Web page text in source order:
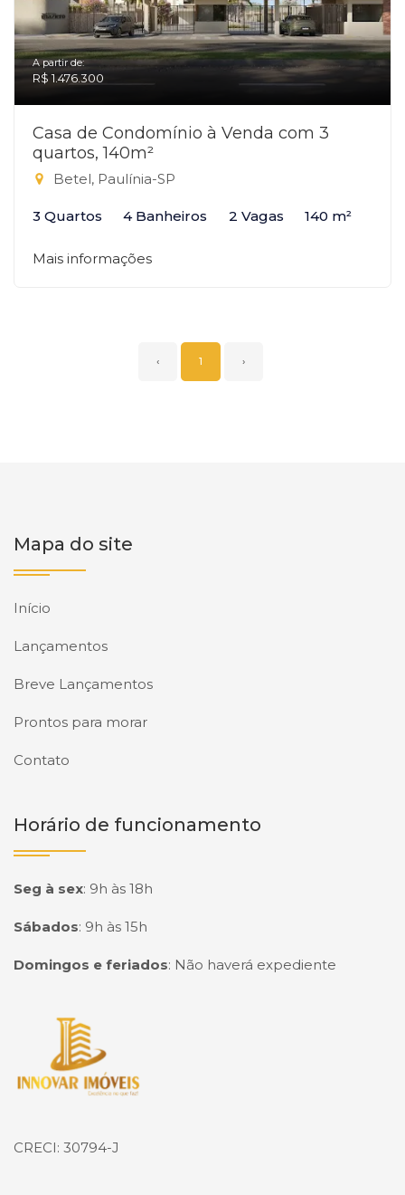
A partir de:
R$ 1.476.300
Casa de Condomínio à Venda com 3
quartos, 140m²
Betel, Paulínia-SP
3 Quartos 4 Banheiros 2 Vagas 140 m²
Mais informações
‹ 1 ›
Mapa do site
Início
Lançamentos
Breve Lançamentos
Prontos para morar
Contato
Horário de funcionamento
Seg à sex: 9h às 18h
Sábados: 9h às 15h
Domingos e feriados: Não haverá expediente
Página inicial
CRECI: 30794-J